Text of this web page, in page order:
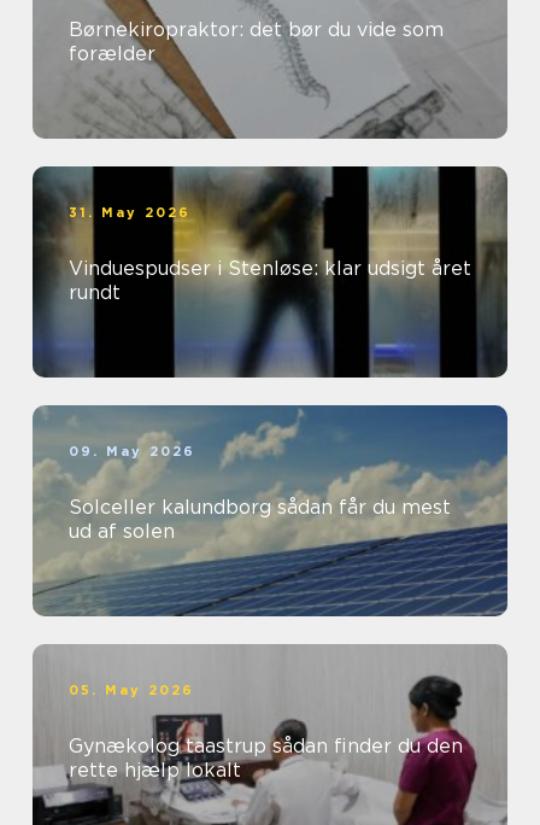
Børnekiropraktor: det bør du vide som
forælder
31. May 2026
Vinduespudser i Stenløse: klar udsigt året
rundt
09. May 2026
Solceller kalundborg sådan får du mest
ud af solen
05. May 2026
Gynækolog taastrup sådan finder du den
rette hjælp lokalt